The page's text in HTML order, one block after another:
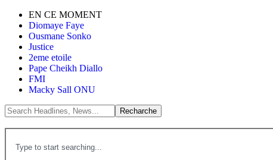
EN CE MOMENT
Diomaye Faye
Ousmane Sonko
Justice
2eme etoile
Pape Cheikh Diallo
FMI
Macky Sall ONU